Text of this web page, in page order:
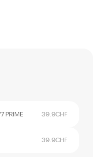
PRIME 39.9CHF
39.9CHF